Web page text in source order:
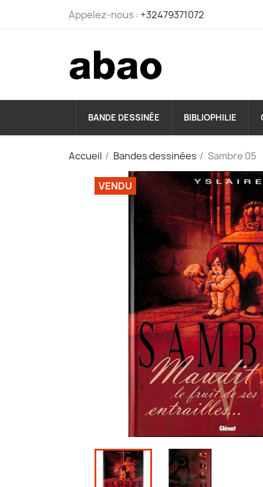
Appelez-nous : +32479371072
BANDE DESSINÉE BIBLIOPHILIE
Accueil Bandes dessinées Sambre 05
VENDU